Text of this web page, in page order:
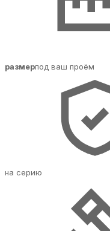
размерпод ваш проём
на серию